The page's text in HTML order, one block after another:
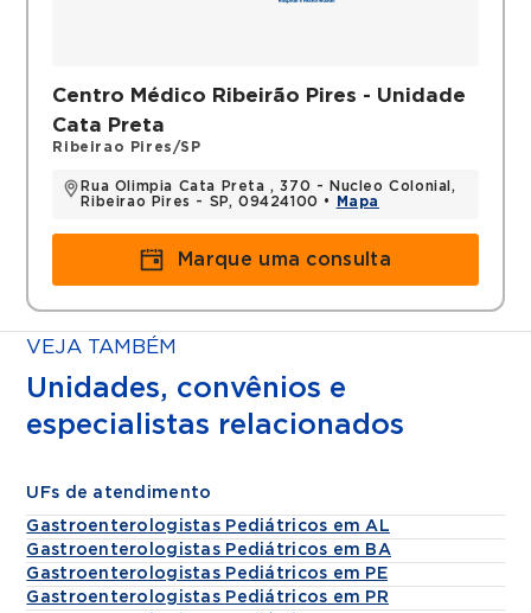
Centro Médico Ribeirão Pires - Unidade
Cata Preta
Ribeirao Pires/SP
Rua Olimpia Cata Preta , 370 - Nucleo Colonial,
Ribeirao Pires - SP, 09424100 •
Mapa
Marque uma consulta
VEJA TAMBÉM
Unidades, convênios e
especialistas relacionados
UFs de atendimento
Gastroenterologistas Pediátricos em AL
Gastroenterologistas Pediátricos em BA
Gastroenterologistas Pediátricos em PE
Gastroenterologistas Pediátricos em PR